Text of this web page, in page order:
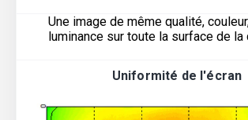
Une image de même qualité,
luminance sur toute la surface de la
Uniformité de l'écran